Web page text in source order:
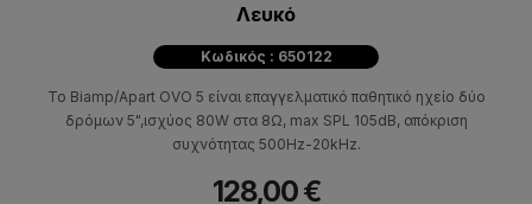
Λευκό
Κωδικός : 650122
Το Biamp/Apart OVO 5 είναι επαγγελματικό παθητικό ηχείο δύο
δρόμων 5",ισχύος 80W στα 8Ω, max SPL 105dB, απόκριση
συχνότητας 500Hz-20kHz.
128,00 €